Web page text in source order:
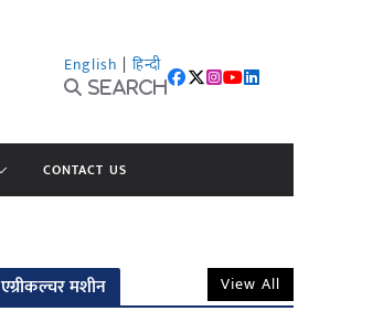
English | हिन्दी
Search
CONTACT US
एग्रीकल्चर मशीन View All